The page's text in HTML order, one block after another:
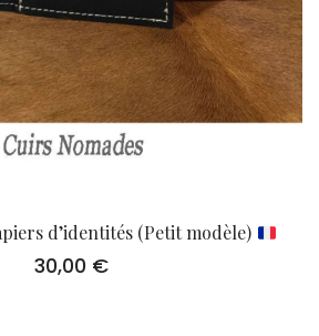
d’identités (Petit modèle)
30,00 €